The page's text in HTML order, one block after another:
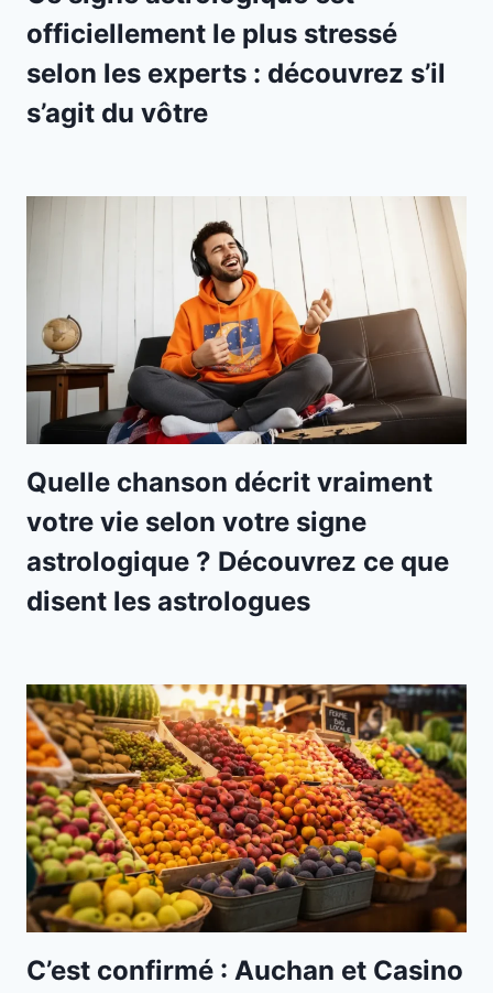
officiellement le plus stressé
selon les experts : découvrez s’il
s’agit du vôtre
Quelle chanson décrit vraiment
votre vie selon votre signe
astrologique ? Découvrez ce que
disent les astrologues
C’est confirmé : Auchan et Casino